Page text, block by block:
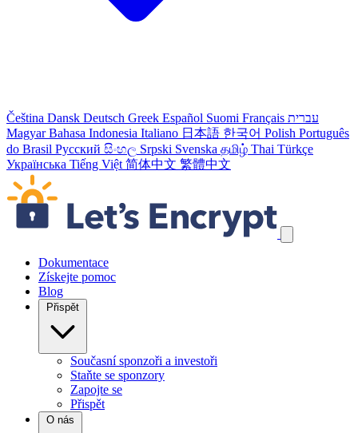
Čeština Dansk Deutsch Greek Español Suomi Français עברית
Magyar Bahasa Indonesia Italiano 日本語 한국어 Polish Português
do Brasil Русский සිංහල Srpski Svenska தமிழ் Thai Türkçe
Українська Tiếng Việt 简体中文 繁體中文
Přeskočit odkazy navigace
Dokumentace
Získejte pomoc
Blog
Přispět
Současní sponzoři a investoři
Staňte se sponzory
Zapojte se
Přispět
O nás